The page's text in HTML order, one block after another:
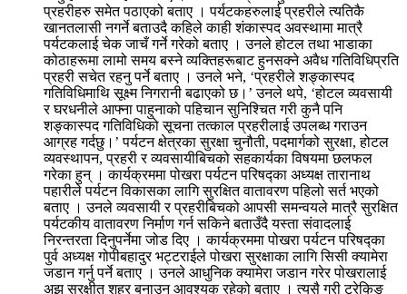
प्रहरीहरु समेत पठाएको बताए । पर्यटकहरुलाई प्रहरीले त्यतिकै
खानतलासी नगर्ने बताउदै कहिले काही शंकास्पद अवस्थामा मात्रै
पर्यटकलाई चेक जाचँ गर्ने गरेको बताए । उनले होटल तथा भाडाका
कोठाहरूमा लामो समय बस्ने व्यक्तिहरूबाट हुनसक्ने अवैध गतिविधिप्रति
प्रहरी सचेत रहनु पर्ने बताए । उनले भने, ‘प्रहरीले शङ्कास्पद
गतिविधिमाथि सूक्ष्म निगरानी बढाएको छ।’ उनले थपे, ‘होटल व्यवसायी
र घरधनीले आफ्ना पाहुनाको पहिचान सुनिश्चित गरी कुनै पनि
शङ्कास्पद गतिविधिको सूचना तत्काल प्रहरीलाई उपलब्ध गराउन
आग्रह गर्दछु।’ पर्यटन क्षेत्रका सुरक्षा चुनौती, पदमार्गको सुरक्षा, होटल
व्यवस्थापन, प्रहरी र व्यवसायीबिचको सहकार्यका विषयमा छलफल
गरेका हुन् । कार्यक्रममा पोखरा पर्यटन परिषद्का अध्यक्ष तारानाथ
पहारीले पर्यटन विकासका लागि सुरक्षित वातावरण पहिलो सर्त भएको
बताए । उनले व्यवसायी र प्रहरीबिचको आपसी समन्वयले मात्रै सुरक्षित
पर्यटकीय वातावरण निर्माण गर्न सकिने बताउँदै यस्ता संवादलाई
निरन्तरता दिनुपर्नेमा जोड दिए । कार्यक्रममा पोखरा पर्यटन परिषद्का
पुर्व अध्यक्ष गोपीबहादुर भट्टराईले पोखरा सुरक्षाका लागि सिसी क्यामेरा
जडान गर्नु पर्ने बताए । उनले आधुनिक क्यामेरा जडान गरेर पोखरालाई
अझ सुरक्षीत शहर बनाउनु आवश्यक रहेको बताए । त्यसै गरी ट्रेकिङ